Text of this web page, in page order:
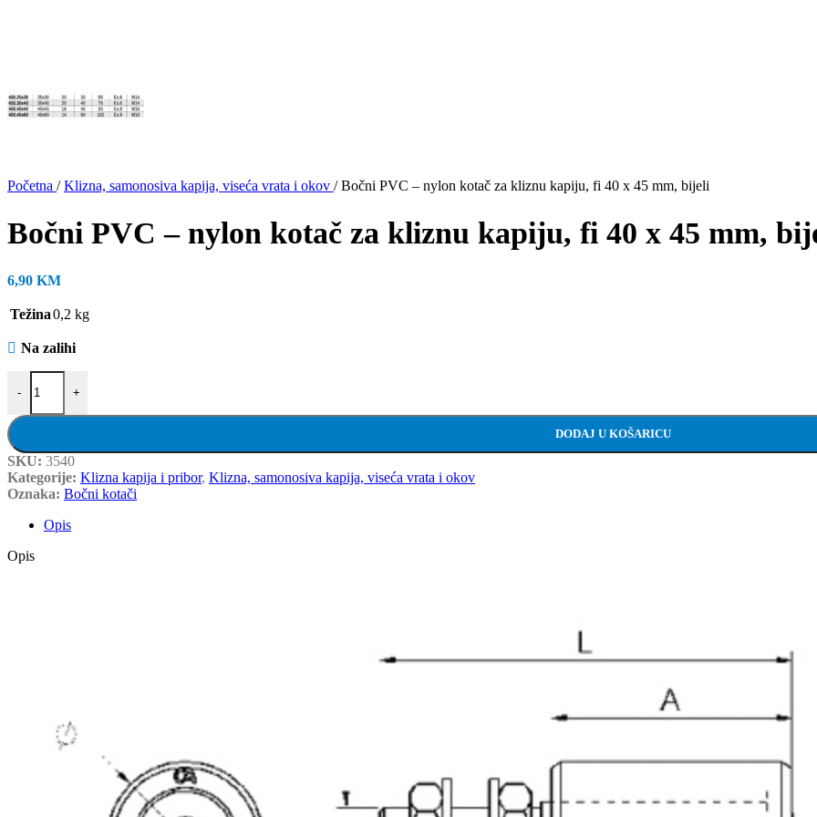
Početna / Klizna, samonosiva kapija, viseća vrata i okov / Bočni PVC – nylon kotač za kliznu kapiju, fi 40 x 45 mm, bijeli
Bočni PVC – nylon kotač za kliznu kapiju, fi 40 x 45 mm,
6,90 KM
Težina0,2 kg
Na zalihi
-
Bočni PVC - nylon kotač za kliznu kapiju, fi 40 x 45 mm, bijeli količina
+
DODAJ U KOŠARICU
SKU: 3540
Kategorije: Klizna kapija i pribor, Klizna, samonosiva kapija, viseća vrata i okov
Oznaka: Bočni kotači
Opis
Opis